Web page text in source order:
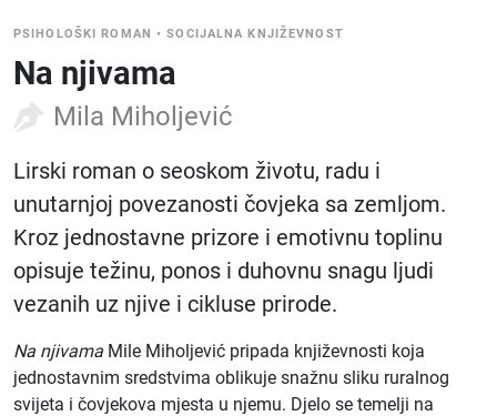
PSIHOLOŠKI ROMAN •SOCIJALNA KNJIŽEVNOST
Na njivama
Mila Miholjević
Lirski roman o seoskom životu, radu i
unutarnjoj povezanosti čovjeka sa zemljom.
Kroz jednostavne prizore i emotivnu toplinu
opisuje težinu, ponos i duhovnu snagu ljudi
vezanih uz njive i cikluse prirode.
Na njivama Mile Miholjević pripada književnosti koja
jednostavnim sredstvima oblikuje snažnu sliku ruralnog
svijeta i čovjekova mjesta u njemu. Djelo se temelji na